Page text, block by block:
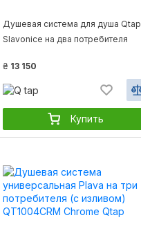
Душевая система для душа Qtap
Slavonice на два потребителя
Black PVD
₴ 13 150
Купить